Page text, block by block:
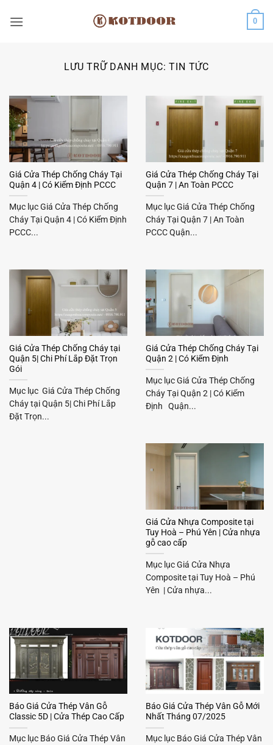
qua
0
LƯU TRỮ DANH MỤC:TIN TỨC
Giá Cửa Thép Chống Cháy Tại
Quận 4 | Có Kiểm Định PCCC
Mục lục Giá Cửa Thép Chống
Cháy Tại Quận 4 | Có Kiểm Định
PCCC...
Giá Cửa Thép Chống Cháy Tại
Quận 7 | An Toàn PCCC
Mục lục Giá Cửa Thép Chống
Cháy Tại Quận 7 | An Toàn
PCCC Quận...
Giá Cửa Thép Chống Cháy tại
Quận 5| Chi Phí Lắp Đặt Trọn
Gói
Mục lục Giá Cửa Thép Chống
Cháy tại Quận 5| Chi Phí Lắp
Đặt Trọn...
Giá Cửa Thép Chống Cháy Tại
Quận 2 | Có Kiểm Định
Mục lục Giá Cửa Thép Chống
Cháy Tại Quận 2 | Có Kiểm
Định Quận...
Giá Cửa Nhựa Composite tại
Tuy Hoà – Phú Yên | Cửa nhựa
gỗ cao cấp
Mục lục Giá Cửa Nhựa
Composite tại Tuy Hoà – Phú
Yên | Cửa nhựa...
Báo Giá Cửa Thép Vân Gỗ
Classic 5D | Cửa Thép Cao Cấp
Mục lục Báo Giá Cửa Thép Vân
Báo Giá Cửa Thép Vân Gỗ Mới
Nhất Tháng 07/2025
Mục lục Báo Giá Cửa Thép Vân